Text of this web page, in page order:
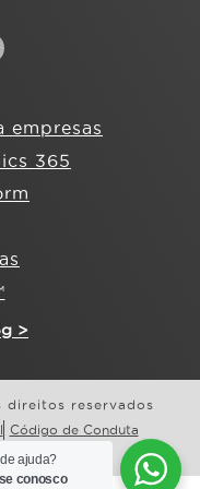
empresas
365
>
direitos reservados
Código de Conduta
ajuda?
conosco